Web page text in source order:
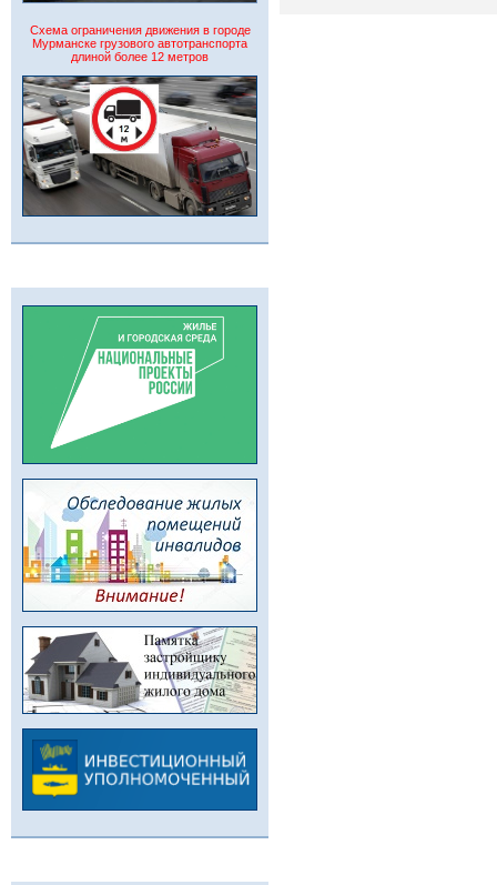
Схема ограничения движения в городе
Мурманске грузового автотранспорта
длиной более 12 метров